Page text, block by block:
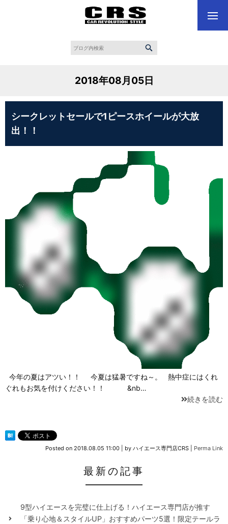
2018年08月05日
シークレットセールで1ピースホイールが大放
出！！
今年の夏はアツい！！ 今夏は猛暑ですね～。 熱中症にはくれ
ぐれもお気を付けください！！ &nb…
続きを読む
Posted on 2018.08.05 11:00 by ハイエース専門店CRS Perma Link
最新の記事
9型ハイエースを完璧に仕上げる！ハイエース専門店が推す
「乗り心地＆スタイルUP」おすすめパーツ5選！限定テールラ